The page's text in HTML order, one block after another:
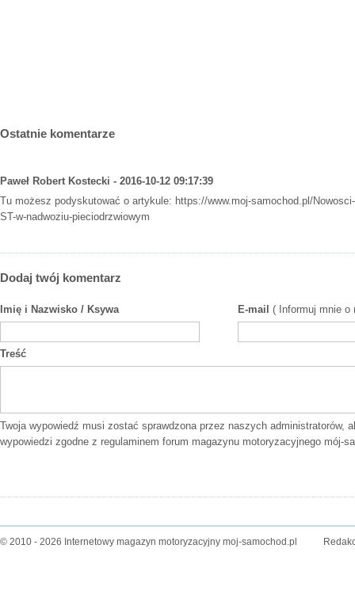
Ostatnie komentarze
Paweł Robert Kostecki - 2016-10-12 09:17:39
Tu możesz podyskutować o artykule: https://www.moj-samochod.pl/
ST-w-nadwoziu-pieciodrzwiowym
Dodaj twój komentarz
Imię i Nazwisko / Ksywa E-mail ( Informuj mnie o
Treść
Twoja wypowiedź musi zostać sprawdzona przez naszych administratorów,
wypowiedzi zgodne z regulaminem forum magazynu motoryzacyjnego mój-
© 2010 - 2026 Internetowy magazyn motoryzacyjny moj-samochod.pl